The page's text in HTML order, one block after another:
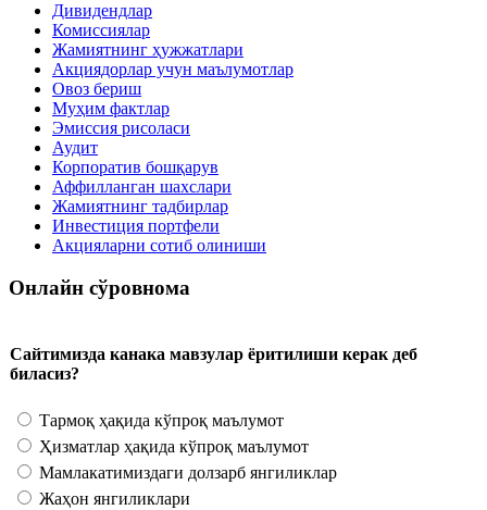
Дивидендлар
Комиссиялар
Жамиятнинг ҳужжатлари
Акциядорлар учун маълумотлар
Овоз бериш
Муҳим фактлар
Эмиссия рисоласи
Аудит
Корпоратив бошқарув
Аффилланган шахслари
Жамиятнинг тадбирлар
Инвестиция портфели
Акцияларни сотиб олиниши
Онлайн сўровнома
Сайтимизда канака мавзулар ёритилиши керак деб
биласиз?
Тармоқ ҳақида кўпроқ маълумот
Ҳизматлар ҳақида кўпроқ маълумот
Мамлакатимиздаги долзарб янгиликлар
Жаҳон янгиликлари